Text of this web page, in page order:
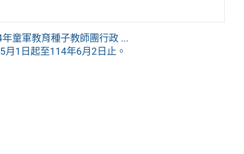
童軍教育種子教師團行政 ...
1日起至114年6月2日止。